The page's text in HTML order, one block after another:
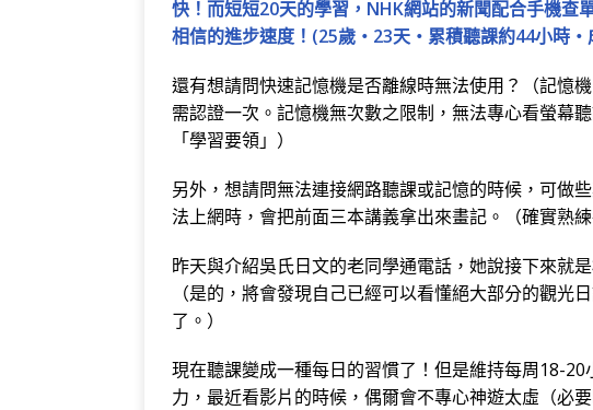
快！而短短20天的學習，NHK網站的新聞配合手機查
相信的進步速度！(25歲‧23天‧累積聽課約44小時‧
還有想請問快速記憶機是否離線時無法使用？（記憶
需認證一次。記憶機無次數之限制，無法專心看螢幕
「學習要領」）
另外，想請問無法連接網路聽課或記憶的時候，可做
法上網時，會把前面三本講義拿出來畫記。（確實熟
昨天與介紹吳氏日文的老同學通電話，她說接下來就
（是的，將會發現自己已經可以看懂絕大部分的觀光
了。）
現在聽課變成一種每日的習慣了！但是維持每周18-
力，最近看影片的時候，偶爾會不專心神遊太虛（必